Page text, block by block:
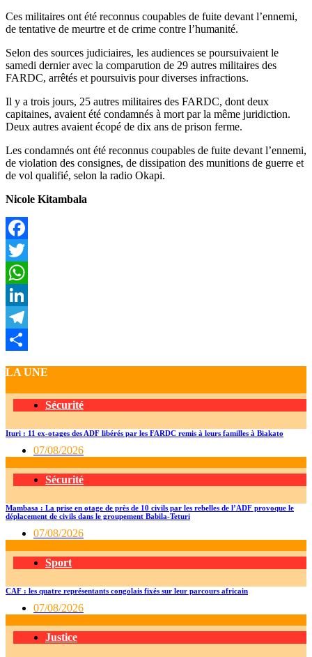
Ces militaires ont été reconnus coupables de fuite devant l’ennemi,
de tentative de meurtre et de crime contre l’humanité.
Selon des sources judiciaires, les audiences se poursuivaient le
samedi dernier avec la comparution de 29 autres militaires des
FARDC, arrêtés et poursuivis pour diverses infractions.
Il y a trois jours, 25 autres militaires des FARDC, dont deux
capitaines, avaient été condamnés à mort par la même juridiction.
Deux autres avaient écopé de dix ans de prison ferme.
Les condamnés ont été reconnus coupables de fuite devant l’ennemi,
de violation des consignes, de dissipation des munitions de guerre et
de vol qualifié, selon la radio Okapi.
Nicole Kitambala
Facebook
Twitter
WhatsApp
LinkedIn
Telegram
LA UNE
Sécurité
Ituri : 11 ex-otages des ADF libérés par les FARDC remis à leurs familles à Biakato
07/08/2026
Sécurité
Mambasa : La prise en otage de près de 10 civils par les rebelles de l’ADF provoque le
déplacement de civils dans le groupement Babila-Teturi
07/08/2026
Sport
CAF : les quatre représentants congolais fixés sur leur parcours africain
07/08/2026
Justice